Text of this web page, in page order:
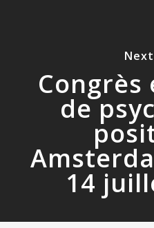
Congrès
de
14